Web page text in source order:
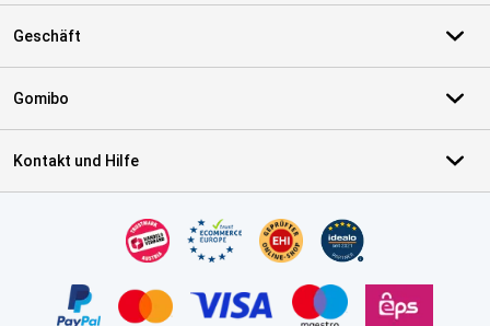
Geschäft
Gomibo
Kontakt und Hilfe